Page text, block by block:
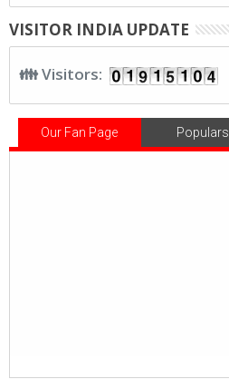
VISITOR INDIA UPDATE
👪 Visitors:
Our Fan Page Populars